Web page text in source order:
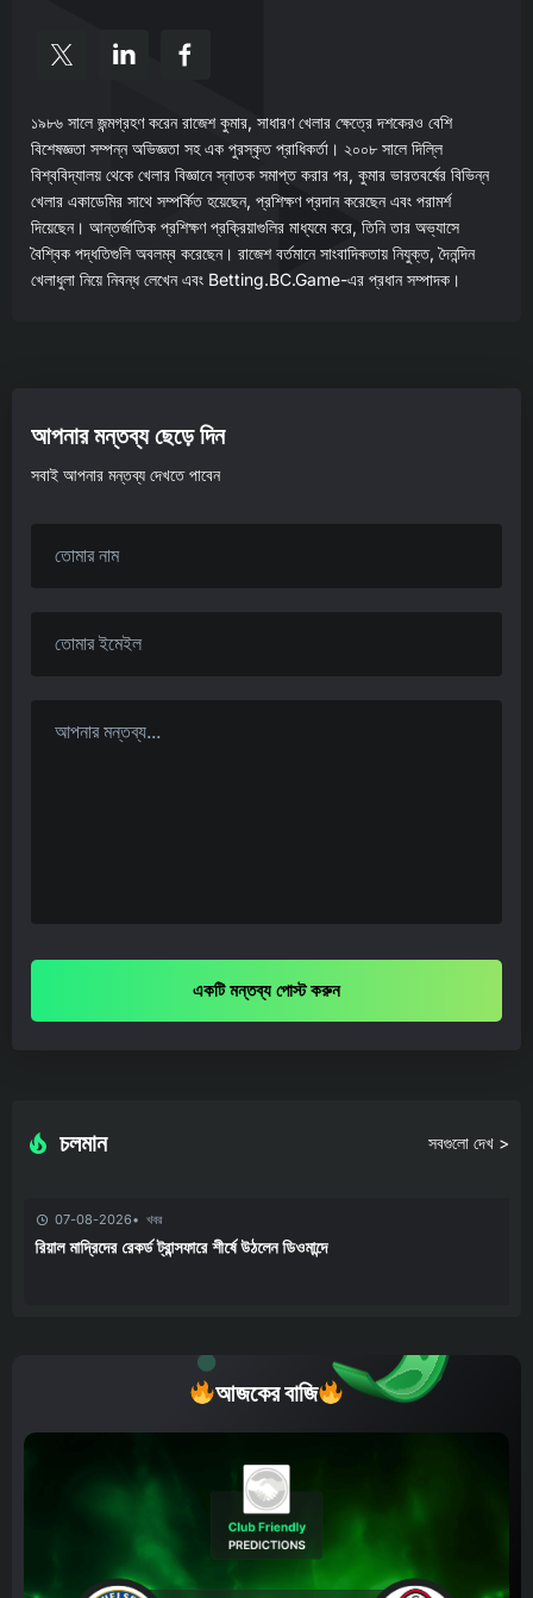
১৯৮৬ সালে জন্মগ্রহণ করেন রাজেশ কুমার, সাধারণ খেলার ক্ষেত্রে দশকেরও বেশি
বিশেষজ্ঞতা সম্পন্ন অভিজ্ঞতা সহ এক পুরস্কৃত প্রাধিকর্তা। ২০০৮ সালে দিল্লি
বিশ্ববিদ্যালয় থেকে খেলার বিজ্ঞানে স্নাতক সমাপ্ত করার পর, কুমার ভারতবর্ষের বিভিন্ন
খেলার একাডেমির সাথে সম্পর্কিত হয়েছেন, প্রশিক্ষণ প্রদান করেছেন এবং পরামর্শ
দিয়েছেন। আন্তর্জাতিক প্রশিক্ষণ প্রক্রিয়াগুলির মাধ্যমে করে, তিনি তার অভ্যাসে
বৈশ্বিক পদ্ধতিগুলি অবলম্ব করেছেন। রাজেশ বর্তমানে সাংবাদিকতায় নিযুক্ত, দৈনন্দিন
খেলাধুলা নিয়ে নিবন্ধ লেখেন এবং Betting.BC.Game-এর প্রধান সম্পাদক।
আপনার মন্তব্য ছেড়ে দিন
সবাই আপনার মন্তব্য দেখতে পাবেন
একটি মন্তব্য পোস্ট করুন
চলমান সবগুলো দেখ >
07-08-2026 খবর
রিয়াল মাদ্রিদের রেকর্ড ট্রান্সফারে শীর্ষে উঠলেন ডিওমান্দে
আজকের বাজি